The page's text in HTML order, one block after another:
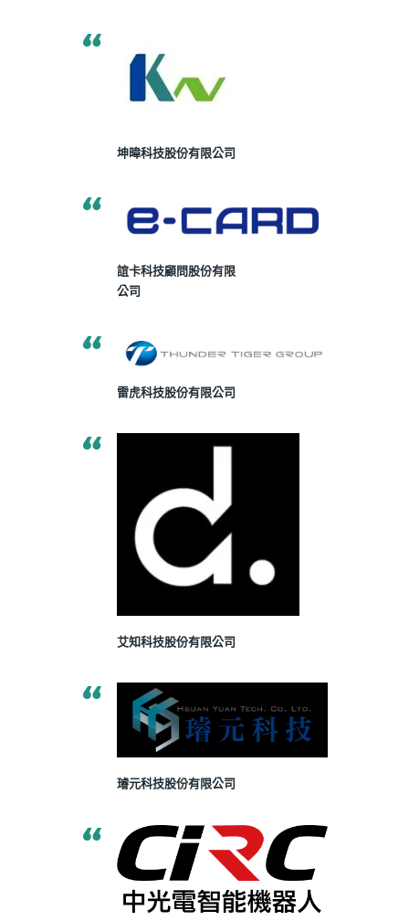
坤暐科技股份有限公司
誼卡科技顧問股份有限
公司
雷虎科技股份有限公司
艾知科技股份有限公司
璿元科技股份有限公司